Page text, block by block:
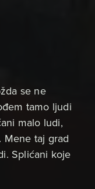
se ne
tamo ljudi
malo ludi,
Mene taj grad
Splićani koje